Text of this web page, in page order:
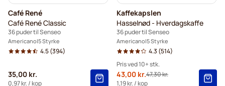
Café René
Café René Classic
36 puder til Senseo
Americano 5 Styrke
4.5(394)
35,00 kr.
0,97 kr./ kop
Kaffekapslen
Hasselnød - Hverdagskaffe
36 puder til Senseo
Americano 5 Styrke
4.3 (514)
Pris ved 10+ stk.
Tilbudspris
43,00 kr.Normalpris
47,30 kr.
1,19 kr./ kop
10+ =43,00 kr.